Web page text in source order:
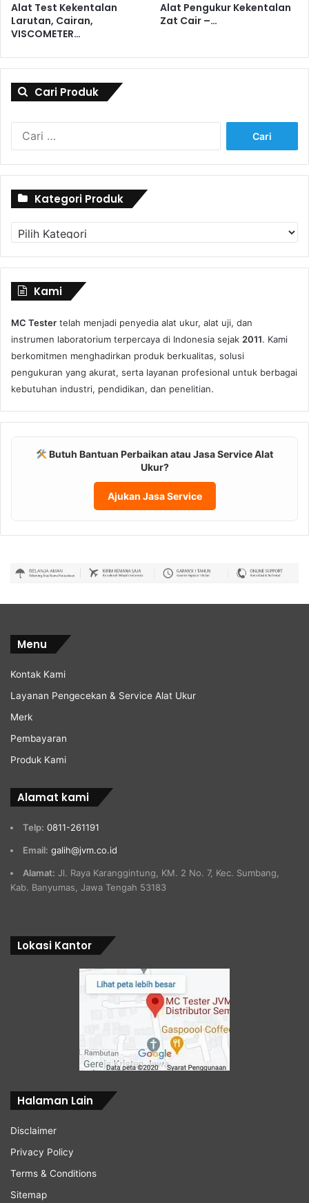
Alat Test Kekentalan
Larutan, Cairan,
VISCOMETER…
Alat Pengukur Kekentalan
Zat Cair –…
Cari Produk
Kategori Produk
Kategori
Produk
Kami
MC Tester telah menjadi penyedia alat ukur, alat uji, dan
instrumen laboratorium terpercaya di Indonesia sejak 2011. Kami
berkomitmen menghadirkan produk berkualitas, solusi
pengukuran yang akurat, serta layanan profesional untuk berbagai
kebutuhan industri, pendidikan, dan penelitian.
Butuh Bantuan Perbaikan atau Jasa Service Alat
Ukur?
Ajukan Jasa Service
Menu
Kontak Kami
Layanan Pengecekan & Service Alat Ukur
Merk
Pembayaran
Produk Kami
Alamat kami
Telp: 0811-261191
Email: galih@jvm.co.id
Alamat: Jl. Raya Karanggintung, KM. 2 No. 7, Kec. Sumbang,
Kab. Banyumas, Jawa Tengah 53183
Lokasi Kantor
Halaman Lain
Disclaimer
Privacy Policy
Terms & Conditions
Sitemap